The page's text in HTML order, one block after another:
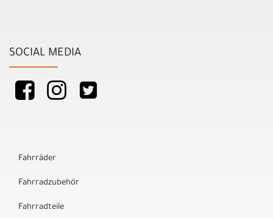
SOCIAL MEDIA
Fahrräder
Fahrradzubehör
Fahrradteile